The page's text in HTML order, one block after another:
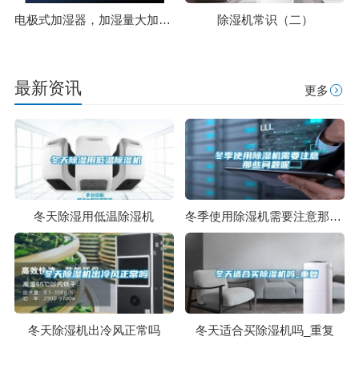
电极式加湿器，加湿量大加湿速度快 除湿机常识（二）
最新资讯 更多
冬天除湿用低温除湿机 冬季使用除湿机需要注意那些问题呢
冬天除湿机出冷风正常吗 冬天适合买除湿机吗_重复